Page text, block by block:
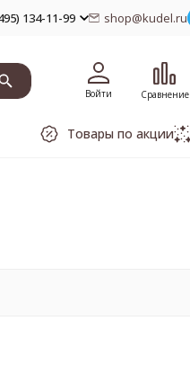
134-11-99 shop@kudel.ru
Войти Сравнение
Товары по акции